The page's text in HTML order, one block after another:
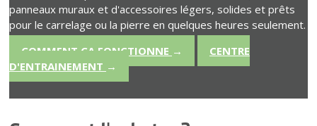
panneaux muraux et d'accessoires légers, solides et prêts
pour le carrelage ou la pierre en quelques heures seulement.
COMMENT ÇA FONCTIONNE →
CENTRE
D'ENTRAINEMENT →